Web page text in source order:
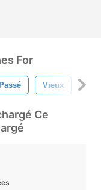
For
Passé Vieux
Ce